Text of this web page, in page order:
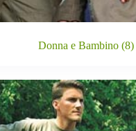
Donna e Bambino(8)